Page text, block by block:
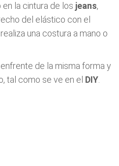
la cintura de los jeans,
del elástico con el
una costura a mano o
de la misma forma y
tal como se ve en el DIY